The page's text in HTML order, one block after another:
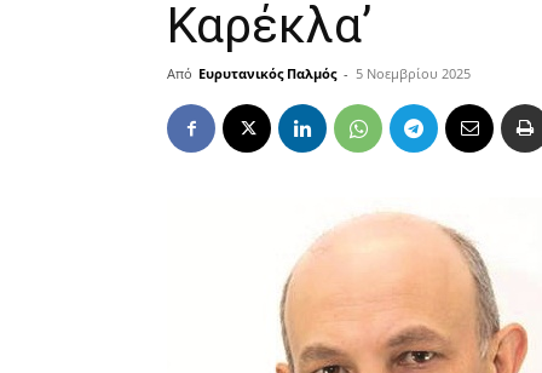
Καρέκλα’
Από Ευρυτανικός Παλμός - 5 Νοεμβρίου 2025